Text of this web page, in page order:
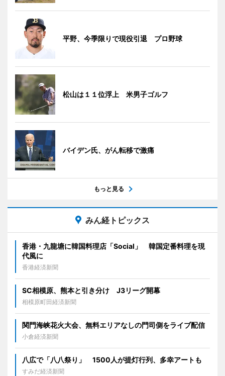
平野、今季限りで現役引退 プロ野球
松山は１１位浮上 米男子ゴルフ
バイデン氏、がん転移で激痛
もっと見る
みん経トピックス
香港・九龍塘に韓国料理店「Social」 韓国定番料理を現
代風に
香港経済新聞
SC相模原、熊本と引き分け J3リーグ開幕
相模原町田経済新聞
関門海峡花火大会、無料エリアなしの門司側をライブ配信
小倉経済新聞
八広で「八八祭り」 1500人が提灯行列、多幸アートも
すみだ経済新聞